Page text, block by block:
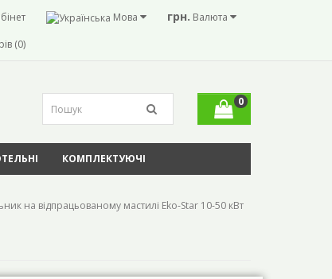
грн. Валюта
Мова
(0)
0
КОМПЛЕКТУЮЧІ
на відпрацьованому мастилі Eko-Star 10-50 кВт